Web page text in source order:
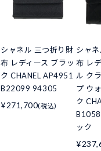
シャネル 三つ折り財
布 レディース ブラッ
ク CHANEL AP4951
B22099 94305
¥271,700(税込)
シャ
布 レ
ル ク
プ ウ
ク
ック